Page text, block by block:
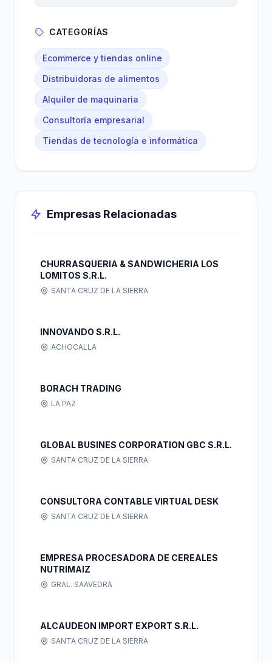
CATEGORÍAS
Ecommerce y tiendas online
Distribuidoras de alimentos
Alquiler de maquinaria
Consultoría empresarial
Tiendas de tecnología e informática
Empresas Relacionadas
CHURRASQUERIA & SANDWICHERIA LOS
LOMITOS S.R.L.
SANTA CRUZ DE LA SIERRA
INNOVANDO S.R.L.
ACHOCALLA
BORACH TRADING
LA PAZ
GLOBAL BUSINES CORPORATION GBC S.R.L.
SANTA CRUZ DE LA SIERRA
CONSULTORA CONTABLE VIRTUAL DESK
SANTA CRUZ DE LA SIERRA
EMPRESA PROCESADORA DE CEREALES
NUTRIMAIZ
GRAL. SAAVEDRA
ALCAUDEON IMPORT EXPORT S.R.L.
SANTA CRUZ DE LA SIERRA